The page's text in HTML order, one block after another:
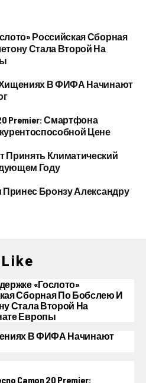
Российская Сборная
Стала Второй На
В ФИФА Начинают
Premier: Смартфона
Цене
Принять Климатический
Году
Принес Бронзу Александру
«Гослото»
Сборная По Бобслею И
Стала Второй На
Европы
В ФИФА Начинают
Camon 20 Premier: